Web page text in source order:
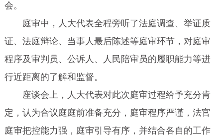
会。
庭审中，人大代表全程旁听了法庭调查、举证质
证、法庭辩论、当事人最后陈述等庭审环节，对庭审
程序及审判员、公诉人、人民陪审员的履职能力等进
行近距离的了解和监督。
座谈会上，人大代表对此次庭审过程给予充分肯
定，认为合议庭庭前准备充分，庭审程序严谨，法官
庭审把控能力强，庭审引导有序，并结合各自的工作